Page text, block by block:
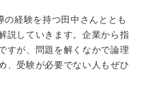
経験を持つ田中さんととも
説していきます。企業から指
すが、問題を解くなかで論理
、受験が必要でない人もぜひ